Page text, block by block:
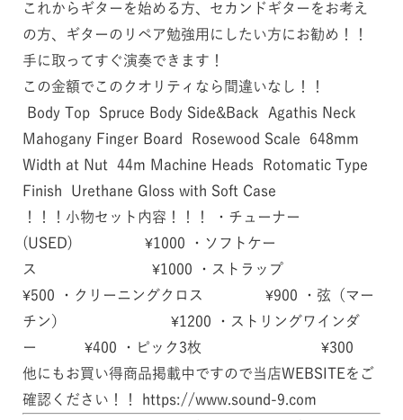
これからギターを始める方、セカンドギターをお考え
の方、ギターのリペア勉強用にしたい方にお勧め！！
手に取ってすぐ演奏できます！
この金額でこのクオリティなら間違いなし！！
Body Top Spruce Body Side&Back Agathis Neck
Mahogany Finger Board Rosewood Scale 648mm
Width at Nut 44m Machine Heads Rotomatic Type
Finish Urethane Gloss with Soft Case
！！！小物セット内容！！！ ・チューナー
(USED) ¥1000 ・ソフトケー
ス ¥1000 ・ストラップ
¥500 ・クリーニングクロス ¥900 ・弦（マー
チン） ¥1200 ・ストリングワインダ
ー ¥400 ・ピック3枚 ¥300
他にもお買い得商品掲載中ですので当店WEBSITEをご
確認ください！！ https://www.sound-9.com